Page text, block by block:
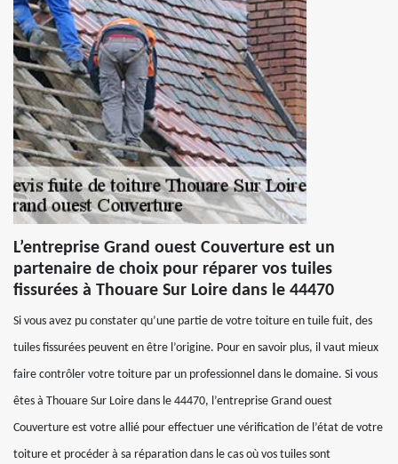
L’entreprise Grand ouest Couverture est un
partenaire de choix pour réparer vos tuiles
fissurées à Thouare Sur Loire dans le 44470
Si vous avez pu constater qu’une partie de votre toiture en tuile fuit, des
tuiles fissurées peuvent en être l’origine. Pour en savoir plus, il vaut mieux
faire contrôler votre toiture par un professionnel dans le domaine. Si vous
êtes à Thouare Sur Loire dans le 44470, l’entreprise Grand ouest
Couverture est votre allié pour effectuer une vérification de l’état de votre
toiture et procéder à sa réparation dans le cas où vos tuiles sont